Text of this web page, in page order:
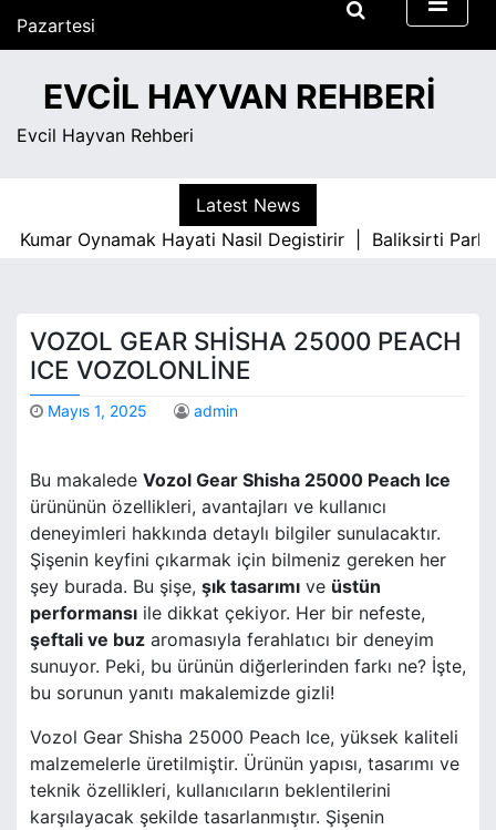
Pazartesi
Ağustos 10, 2026
6:50 am
EVCIL HAYVAN REHBERI
Evcil Hayvan Rehberi
Latest News
Kumar Oynamak Hayati Nasil Degistirir |
Baliksirti
VOZOL GEAR SHISHA 25000 PEACH
ICE VOZOLONLINE
Mayıs 1, 2025 admin
Bu makalede Vozol Gear Shisha 25000 Peach Ice
ürününün özellikleri, avantajları ve kullanıcı
deneyimleri hakkında detaylı bilgiler sunulacaktır.
Şişenin keyfini çıkarmak için bilmeniz gereken her
şey burada. Bu şişe, şık tasarımı ve üstün
performansı ile dikkat çekiyor. Her bir nefeste,
şeftali ve buz aromasıyla ferahlatıcı bir deneyim
sunuyor. Peki, bu ürünün diğerlerinden farkı ne? İşte,
bu sorunun yanıtı makalemizde gizli!
Vozol Gear Shisha 25000 Peach Ice, yüksek kaliteli
malzemelerle üretilmiştir. Ürünün yapısı, tasarımı ve
teknik özellikleri, kullanıcıların beklentilerini
karşılayacak şekilde tasarlanmıştır. Şişenin